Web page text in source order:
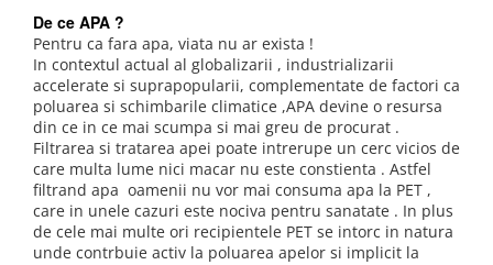
Filtre Cintropur
Sisteme duplex / triplex
Filtre speciale
Filtre Casnice
Consumabile
Cartuse 5"
Cartuse clasice 10"
Cartuse slim 20"
De ce APA ?
Pentru ca fara apa, viata nu ar exista !
In contextul actual al globalizarii , industrializarii
accelerate si suprapopularii, complementate de factori ca
poluarea si schimbarile climatice ,APA devine o resursa
din ce in ce mai scumpa si mai greu de procurat .
Filtrarea si tratarea apei poate intrerupe un cerc vicios de
care multa lume nici macar nu este constienta . Astfel
filtrand apa oamenii nu vor mai consuma apa la PET ,
care in unele cazuri este nociva pentru sanatate . In plus
de cele mai multe ori recipientele PET se intorc in natura
unde contrbuie activ la poluarea apelor si implicit la